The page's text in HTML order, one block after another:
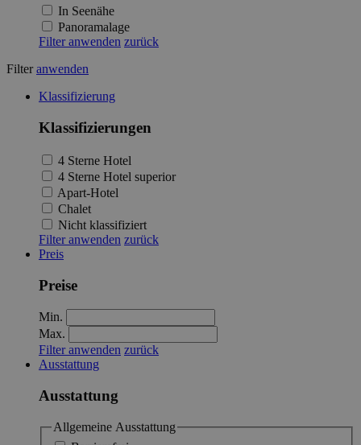
In Seenähe
Panoramalage
Filter anwenden zurück
Filteranwenden
Klassifizierung
Klassifizierungen
4 Sterne Hotel
4 Sterne Hotel superior
Apart-Hotel
Chalet
Nicht klassifiziert
Filter anwenden zurück
Preis
Preise
Min.
Max.
Filter anwenden zurück
Ausstattung
Ausstattung
Allgemeine Ausstattung